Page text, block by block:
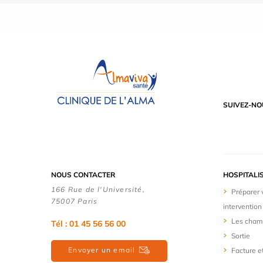
SUIVEZ-
NOUS CONTACTER
166 Rue de l'Université,
75007 Paris
Tél : 01 45 56 56 00
Envoyer un email
Préparer
intervention
Les
Sortie
Facture